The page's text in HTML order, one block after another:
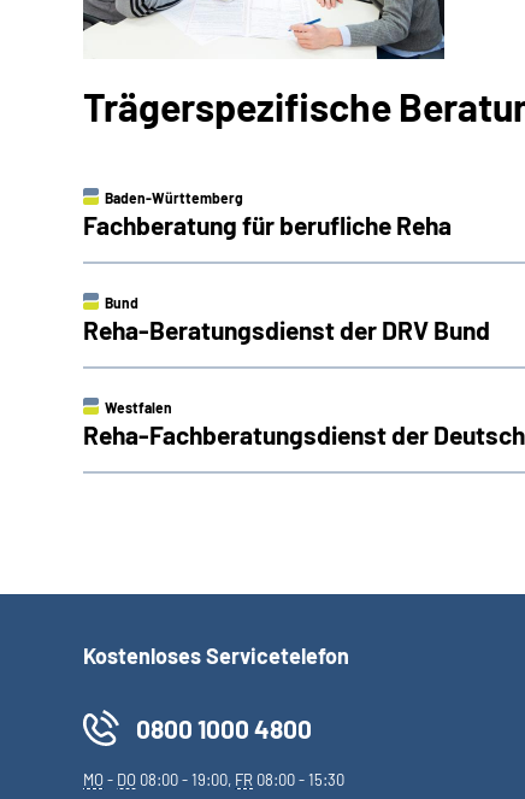
Trägerspezifische
Baden-Württemberg
Fachberatung für berufliche Reha
Bund
Reha-Beratungsdienst der DRV Bund
Westfalen
Reha-Fachberatungsdienst der
Kostenloses Servicetelefon
0800 1000 4800
MO- DO 08:00 - 19:00, FR 08:00 - 15:30